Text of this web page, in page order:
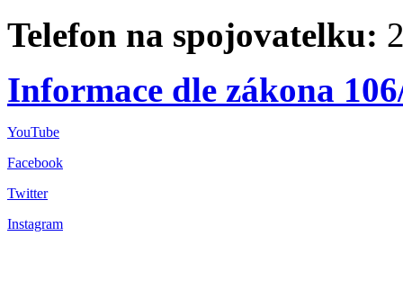
Telefon na spojovatelku:
Informace dle zákona
YouTube
Facebook
Twitter
Instagram